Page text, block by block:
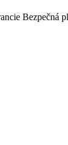
Bezpečná